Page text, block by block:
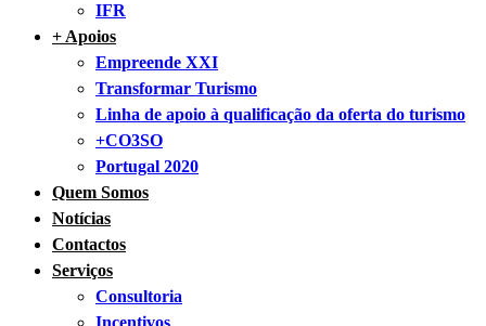
IFR
+ Apoios
Empreende XXI
Transformar Turismo
Linha de apoio à qualificação da oferta do turismo
+CO3SO
Portugal 2020
Quem Somos
Notícias
Contactos
Serviços
Consultoria
Incentivos